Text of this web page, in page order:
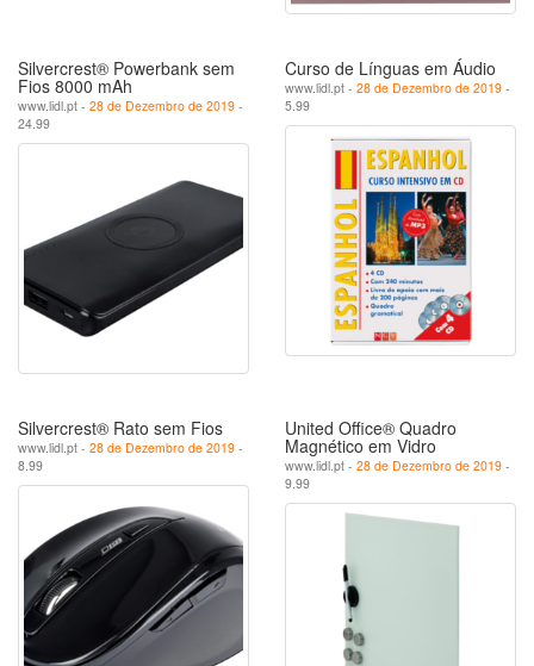
Silvercrest® Powerbank sem
Fios 8000 mAh
www.lidl.pt - 28 de Dezembro de 2019 -
24.99
Curso de Línguas em Áudio
www.lidl.pt - 28 de Dezembro de 2019 -
5.99
Silvercrest® Rato sem Fios
www.lidl.pt - 28 de Dezembro de 2019 -
8.99
United Office® Quadro
Magnético em Vidro
www.lidl.pt - 28 de Dezembro de 2019 -
9.99